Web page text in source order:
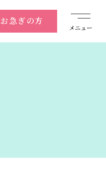
メニュー
お急ぎの方